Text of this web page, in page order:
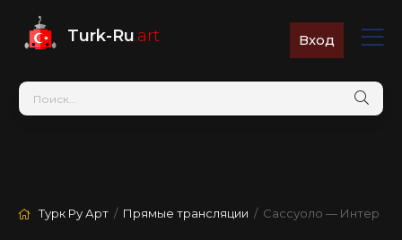
Turk-Ru.art Вход
Турк Ру Арт / Прямые трансляции / Сассуоло — Интер